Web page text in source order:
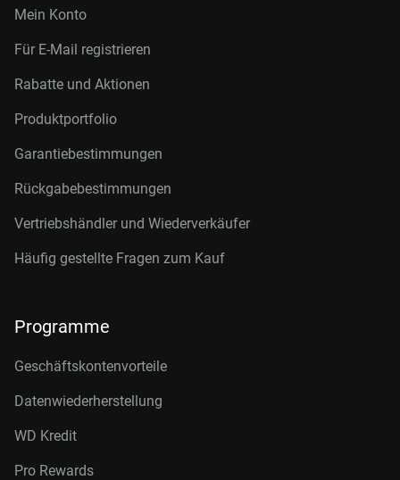
Mein Konto
Für E-Mail registrieren
Rabatte und Aktionen
Produktportfolio
Garantiebestimmungen
Rückgabebestimmungen
Vertriebshändler und Wiederverkäufer
Häufig gestellte Fragen zum Kauf
Programme
Geschäftskontenvorteile
Datenwiederherstellung
WD Kredit
Pro Rewards